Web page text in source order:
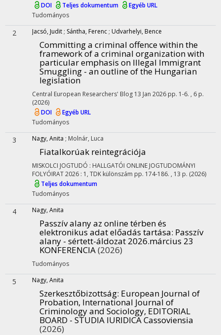
DOI
Teljes dokumentum
Egyéb URL
Tudományos
2 Jacsó, Judit ; Sántha, Ferenc ; Udvarhelyi, Bence
Committing a criminal offence within the
framework of a criminal organization with
particular emphasis on Illegal Immigrant
Smuggling - an outline of the Hungarian
legislation
Central European Researchers' Blog 13 Jan 2026 pp. 1-6. , 6 p.
(2026)
DOI
Egyéb URL
Tudományos
3 Nagy, Anita ; Molnár, Luca
Fiatalkorúak reintegrációja
MISKOLCI JOGTUDÓ : HALLGATÓI ONLINE JOGTUDOMÁNYI
FOLYÓIRAT2026 : 1, TDK különszám pp. 174-186. , 13 p. (2026)
Teljes dokumentum
Tudományos
4 Nagy, Anita
Passzív alany az online térben és
elektronikus adat előadás tartása: Passzív
alany - sértett-áldozat 2026.március 23
KONFERENCIA(2026)
Tudományos
5 Nagy, Anita
Szerkesztőbizottság: European Journal of
Probation, International Journal of
Criminology and Sociology, EDITORIAL
BOARD - STUDIA IURIDICA Cassoviensia
(2026)